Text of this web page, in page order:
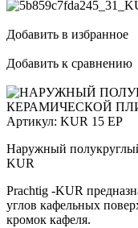
Добавить в избранное
Добавить к сравнению
Артикул: KUR 15 EP
Наружный
KUR
Prachtig -KUR
углов кафельных
кромок кафеля.